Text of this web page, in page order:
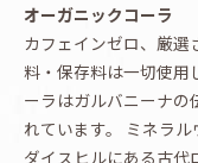
オーガニックコーラ
カフェインゼロ、厳
料・保存料は一切使用
ーラはガルバニーナの
れています。 ミネラ
ダイスヒルにある古代